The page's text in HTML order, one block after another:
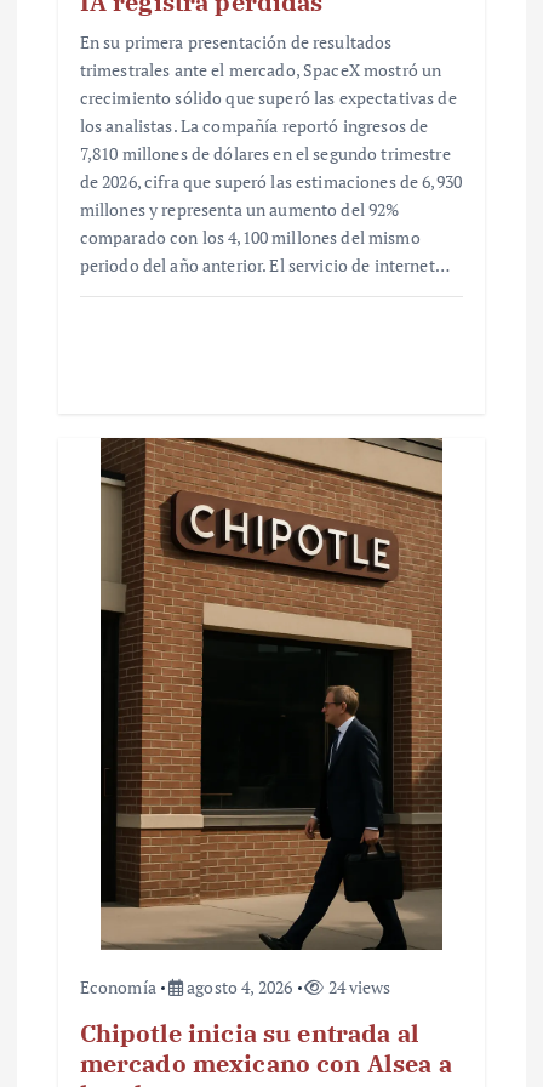
En su primera presentación de resultados
trimestrales ante el mercado, SpaceX mostró un
crecimiento sólido que superó las expectativas de
los analistas. La compañía reportó ingresos de
7,810 millones de dólares en el segundo trimestre
de 2026, cifra que superó las estimaciones de 6,930
millones y representa un aumento del 92%
comparado con los 4,100 millones del mismo
periodo del año anterior. El servicio de internet…
Economía agosto 4, 2026 24 views
Chipotle inicia su entrada al
mercado mexicano con Alsea a